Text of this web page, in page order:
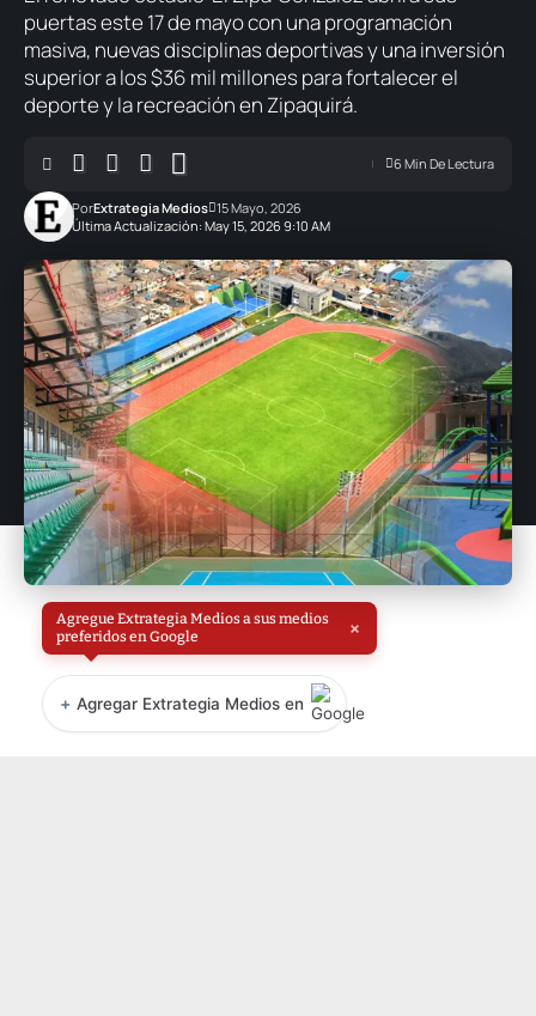
puertas este 17 de mayo con una programación
masiva, nuevas disciplinas deportivas y una inversión
superior a los $36 mil millones para fortalecer el
deporte y la recreación en Zipaquirá.
Última Actualización: May 15, 2026 9:10 AM
PorExtrategia Medios 15 Mayo, 2026
6 Min De Lectura
Agregue Extrategia Medios a sus medios
preferidos en Google
×
+ Agregar Extrategia Medios en